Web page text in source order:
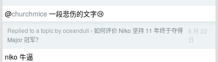
@churchmice 一段悲伤的文字😢
Replied to a topic by oceandull › 如何评价 Niko 坚持 11 年终于夺得
Major 冠军？
6 月 22
日
niko 牛逼